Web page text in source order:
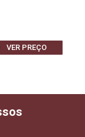
VER PREÇO